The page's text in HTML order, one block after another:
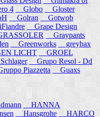
4 Globo
Gloster
Golran
Gotwob
Grape Design
Graypants
Greenworks
greybax
LICHT
GROEL
Grupo Resol - Dd
Piazzetta
Guaxs
HANNA
Hansgrohe HARCO